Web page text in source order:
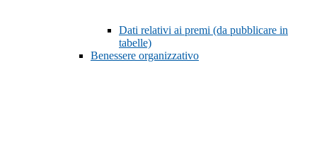
Dati relativi ai premi (da pubblicare in
tabelle)
Benessere organizzativo